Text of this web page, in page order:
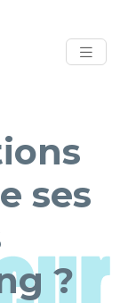
ses
?